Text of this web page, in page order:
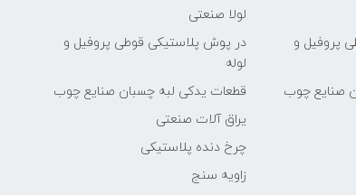
پروفیل و
صنایع چوب
لولا صنعتی
در پوش پلاستیکی قوطی پروفیل و
لوله
قطعات یدکی لبه چسبان صنایع چوب
یراق آلات صنعتی
چرخ دنده پلاستیکی
زاویه سنج